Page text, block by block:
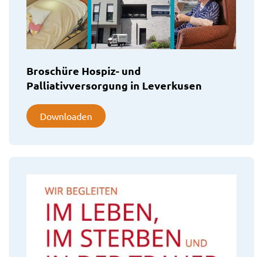
Broschüre Hospiz- und
Palliativversorgung in Leverkusen
Downloaden